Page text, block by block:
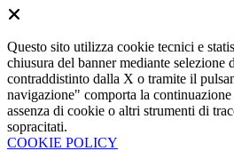
Questo sito utilizza cookie tecnici e
chiusura del banner mediante selezione
contraddistinto dalla X o tramite il
navigazione" comporta la
assenza di cookie o altri strumenti di
sopracitati.
COOKIE POLICY